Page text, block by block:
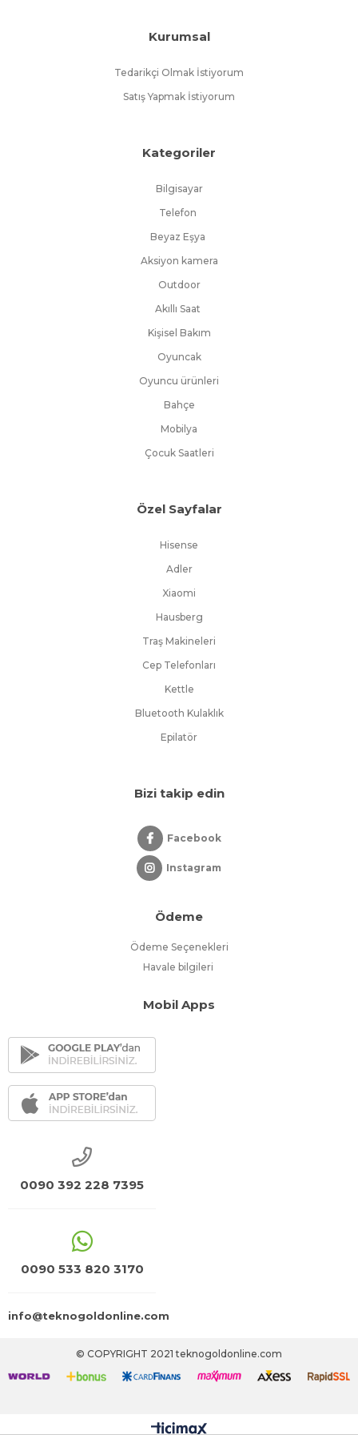
Kurumsal
Tedarikçi Olmak İstiyorum
Satış Yapmak İstiyorum
Kategoriler
Bilgisayar
Telefon
Beyaz Eşya
Aksiyon kamera
Outdoor
Akıllı Saat
Kişisel Bakım
Oyuncak
Oyuncu ürünleri
Bahçe
Mobilya
Çocuk Saatleri
Özel Sayfalar
Hisense
Adler
Xiaomi
Hausberg
Traş Makineleri
Cep Telefonları
Kettle
Bluetooth Kulaklık
Epilatör
Bizi takip edin
Facebook
Instagram
Ödeme
Ödeme Seçenekleri
Havale bilgileri
Mobil Apps
0090 392 228 7395
0090 533 820 3170
info@teknogoldonline.com
© COPYRIGHT 2021 teknogoldonline.com